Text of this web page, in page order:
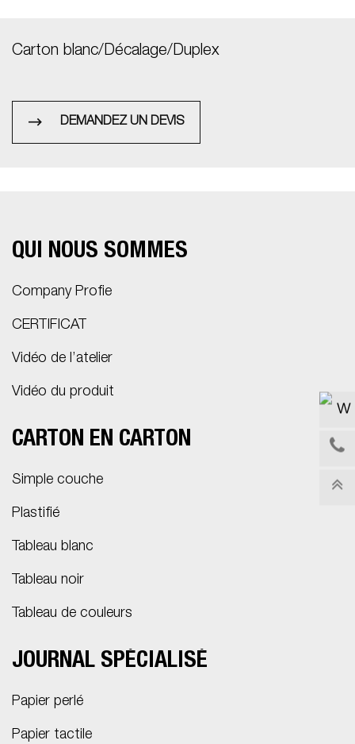
Carton blanc/Décalage/Duplex
DEMANDEZ UN DEVIS
QUI NOUS SOMMES
Company Profie
CERTIFICAT
Vidéo de l’atelier
Vidéo du produit
CARTON EN CARTON
Simple couche
Plastifié
Tableau blanc
Tableau noir
Tableau de couleurs
JOURNAL SPÉCIALISÉ
Papier perlé
Papier tactile